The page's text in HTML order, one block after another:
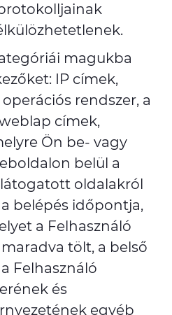
magukba
IP címek,
rendszer, a
címek,
Ön be- vagy
belül a
oldalakról
belépés időpontja,
a Felhasználó
tölt, a belső
Felhasználó
és
egyéb